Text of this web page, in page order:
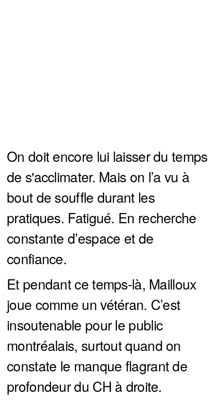
On doit encore lui laisser du temps
de s'acclimater. Mais on l’a vu à
bout de souffle durant les
pratiques. Fatigué. En recherche
constante d’espace et de
confiance.
Et pendant ce temps-là, Mailloux
joue comme un vétéran. C’est
insoutenable pour le public
montréalais, surtout quand on
constate le manque flagrant de
profondeur du CH à droite.